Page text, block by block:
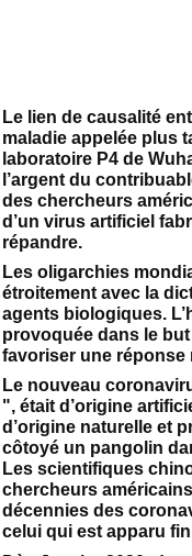
Le lien de causalité
maladie appelée plus
laboratoire P4 de
l’argent du
des chercheurs
d’un virus artificiel
répandre.
Les oligarchies
étroitement avec la
agents biologiques.
provoquée dans le
favoriser une réponse
Le nouveau
", était d’origine
d’origine naturelle et
côtoyé un pangolin
Les scientifiques
chercheurs
décennies des
celui qui est apparu